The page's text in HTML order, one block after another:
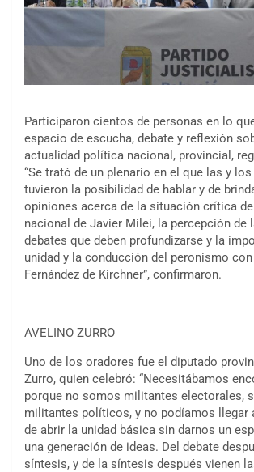
Participaron cientos de personas en lo
espacio de escucha, debate y reflexión
actualidad política nacional, provincial,
“Se trató de un plenario en el que las y
tuvieron la posibilidad de hablar y de
opiniones acerca de la situación crítica
nacional de Javier Milei, la percepción de
debates que deben profundizarse y la
unidad y la conducción del peronismo
Fernández de Kirchner”, confirmaron.
AVELINO ZURRO
Uno de los oradores fue el diputado
Zurro, quien celebró: “Necesitábamos
porque no somos militantes electorales,
militantes políticos, y no podíamos llegar
de abrir la unidad básica sin darnos un
una generación de ideas. Del debate
síntesis, y de la síntesis después vienen